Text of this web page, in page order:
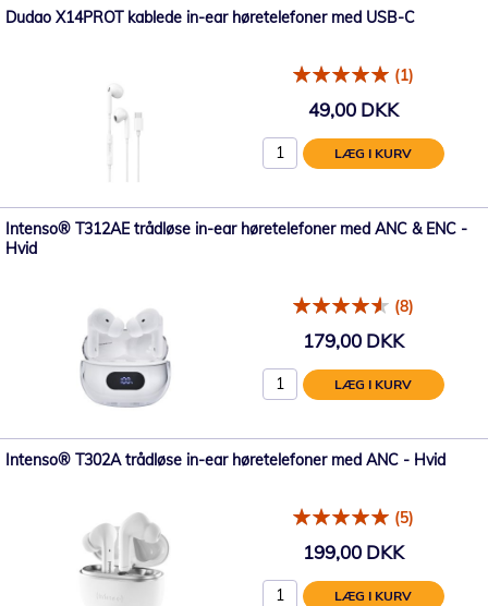
Dudao X14PROT kablede in-ear høretelefoner med USB-C
(1)
49,00 DKK
LÆG I KURV
Intenso® T312AE trådløse in-ear høretelefoner med ANC & ENC -
Hvid
(8)
179,00 DKK
LÆG I KURV
Intenso® T302A trådløse in-ear høretelefoner med ANC - Hvid
(5)
199,00 DKK
LÆG I KURV